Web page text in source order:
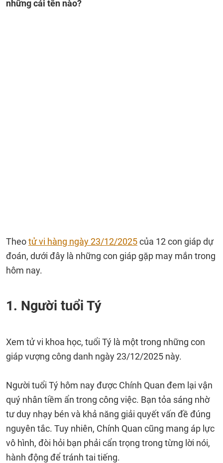
những cái tên nào?
Theotử vi hàng ngày 23/12/2025của 12 con giáp dự
đoán, dưới đây là những con giáp gặp may mắn trong
hôm nay.
1. Người tuổi Tý
Xem tử vi khoa học, tuổi Tý là một trong những con
giáp vượng công danh ngày 23/12/2025 này.
Người tuổi Tý hôm nay được Chính Quan đem lại vận
quý nhân tiềm ẩn trong công việc. Bạn tỏa sáng nhờ
tư duy nhạy bén và khả năng giải quyết vấn đề đúng
nguyên tắc. Tuy nhiên, Chính Quan cũng mang áp lực
vô hình, đòi hỏi bạn phải cẩn trọng trong từng lời nói,
hành động để tránh tai tiếng.